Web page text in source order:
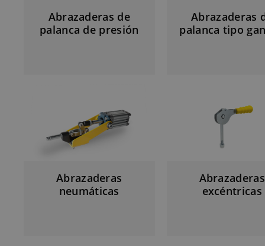
Abrazaderas de
palanca de presión
Abrazaderas
palanca tipo
Abrazaderas
neumáticas
Abrazaderas
excéntricas